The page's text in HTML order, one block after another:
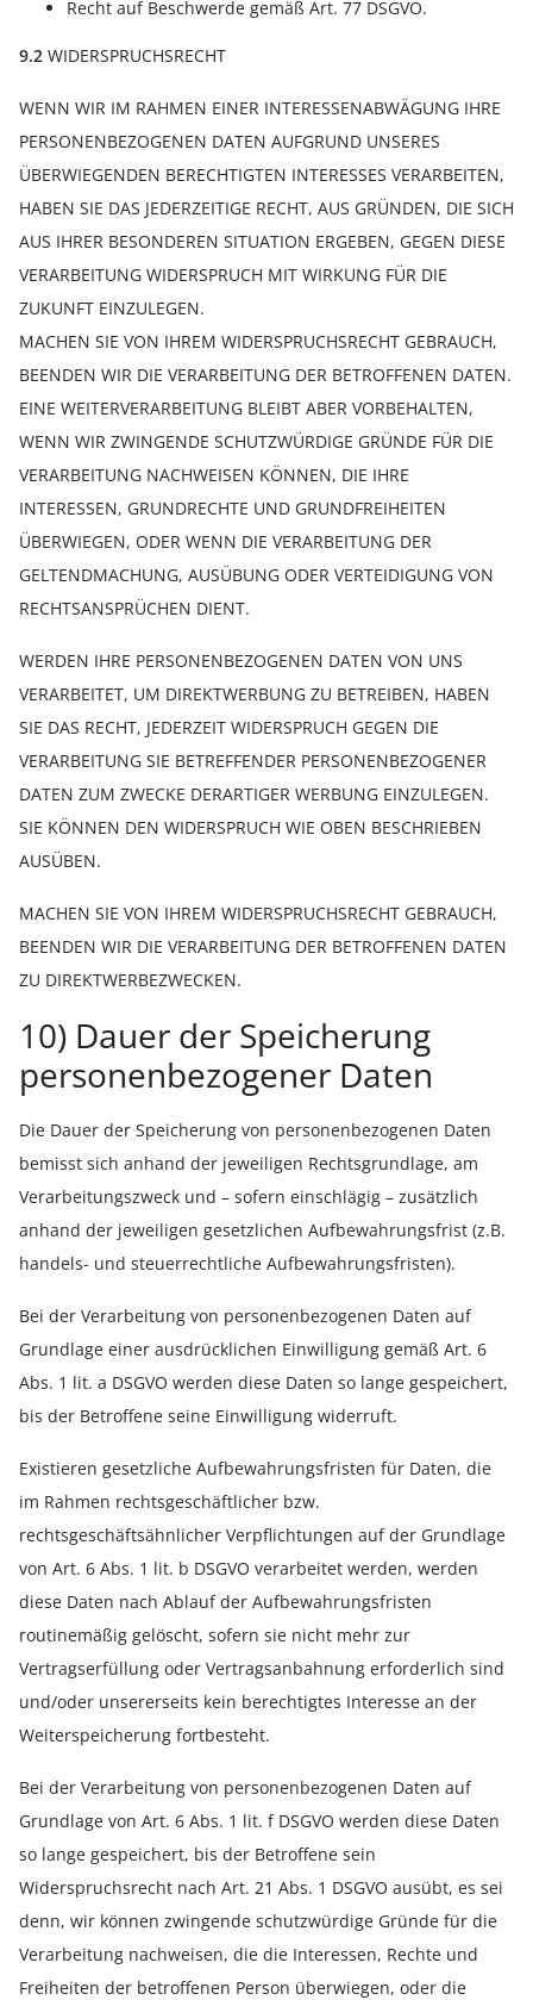
Recht auf Beschwerde gemäß Art. 77 DSGVO.
9.2 WIDERSPRUCHSRECHT
WENN WIR IM RAHMEN EINER INTERESSENABWÄGUNG IHRE
PERSONENBEZOGENEN DATEN AUFGRUND UNSERES
ÜBERWIEGENDEN BERECHTIGTEN INTERESSES VERARBEITEN,
HABEN SIE DAS JEDERZEITIGE RECHT, AUS GRÜNDEN, DIE SICH
AUS IHRER BESONDEREN SITUATION ERGEBEN, GEGEN DIESE
VERARBEITUNG WIDERSPRUCH MIT WIRKUNG FÜR DIE
ZUKUNFT EINZULEGEN.
MACHEN SIE VON IHREM WIDERSPRUCHSRECHT GEBRAUCH,
BEENDEN WIR DIE VERARBEITUNG DER BETROFFENEN DATEN.
EINE WEITERVERARBEITUNG BLEIBT ABER VORBEHALTEN,
WENN WIR ZWINGENDE SCHUTZWÜRDIGE GRÜNDE FÜR DIE
VERARBEITUNG NACHWEISEN KÖNNEN, DIE IHRE
INTERESSEN, GRUNDRECHTE UND GRUNDFREIHEITEN
ÜBERWIEGEN, ODER WENN DIE VERARBEITUNG DER
GELTENDMACHUNG, AUSÜBUNG ODER VERTEIDIGUNG VON
RECHTSANSPRÜCHEN DIENT.
WERDEN IHRE PERSONENBEZOGENEN DATEN VON UNS
VERARBEITET, UM DIREKTWERBUNG ZU BETREIBEN, HABEN
SIE DAS RECHT, JEDERZEIT WIDERSPRUCH GEGEN DIE
VERARBEITUNG SIE BETREFFENDER PERSONENBEZOGENER
DATEN ZUM ZWECKE DERARTIGER WERBUNG EINZULEGEN.
SIE KÖNNEN DEN WIDERSPRUCH WIE OBEN BESCHRIEBEN
AUSÜBEN.
MACHEN SIE VON IHREM WIDERSPRUCHSRECHT GEBRAUCH,
BEENDEN WIR DIE VERARBEITUNG DER BETROFFENEN DATEN
ZU DIREKTWERBEZWECKEN.
10) Dauer der Speicherung
personenbezogener Daten
Die Dauer der Speicherung von personenbezogenen Daten
bemisst sich anhand der jeweiligen Rechtsgrundlage, am
Verarbeitungszweck und – sofern einschlägig – zusätzlich
anhand der jeweiligen gesetzlichen Aufbewahrungsfrist (z.B.
handels- und steuerrechtliche Aufbewahrungsfristen).
Bei der Verarbeitung von personenbezogenen Daten auf
Grundlage einer ausdrücklichen Einwilligung gemäß Art. 6
Abs. 1 lit. a DSGVO werden diese Daten so lange gespeichert,
bis der Betroffene seine Einwilligung widerruft.
Existieren gesetzliche Aufbewahrungsfristen für Daten, die
im Rahmen rechtsgeschäftlicher bzw.
rechtsgeschäftsähnlicher Verpflichtungen auf der Grundlage
von Art. 6 Abs. 1 lit. b DSGVO verarbeitet werden, werden
diese Daten nach Ablauf der Aufbewahrungsfristen
routinemäßig gelöscht, sofern sie nicht mehr zur
Vertragserfüllung oder Vertragsanbahnung erforderlich sind
und/oder unsererseits kein berechtigtes Interesse an der
Weiterspeicherung fortbesteht.
Bei der Verarbeitung von personenbezogenen Daten auf
Grundlage von Art. 6 Abs. 1 lit. f DSGVO werden diese Daten
so lange gespeichert, bis der Betroffene sein
Widerspruchsrecht nach Art. 21 Abs. 1 DSGVO ausübt, es sei
denn, wir können zwingende schutzwürdige Gründe für die
Verarbeitung nachweisen, die die Interessen, Rechte und
Freiheiten der betroffenen Person überwiegen, oder die